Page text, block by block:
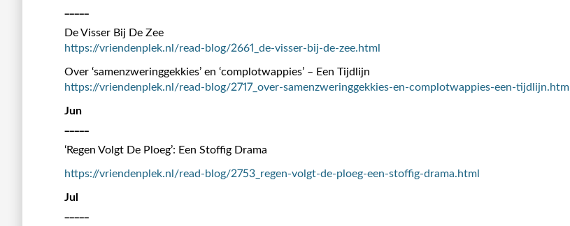
De Visser Bij De Zee
https://vriendenplek.nl/read-blog/2661_de-visser-bij-de-zee.html
Over ‘samenzweringgekkies’ en ‘complotwappies’ – Een Tijdlijn
https://vriendenplek.nl/read-blog/2717_over-samenzweringgekkies-en-complotwappies-een-tijdlijn.html
Jun
‘Regen Volgt De Ploeg’: Een Stoffig Drama
https://vriendenplek.nl/read-blog/2753_regen-volgt-de-ploeg-een-stoffig-drama.html
Jul